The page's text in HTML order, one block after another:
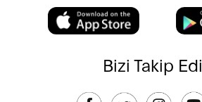
Bizi Takip